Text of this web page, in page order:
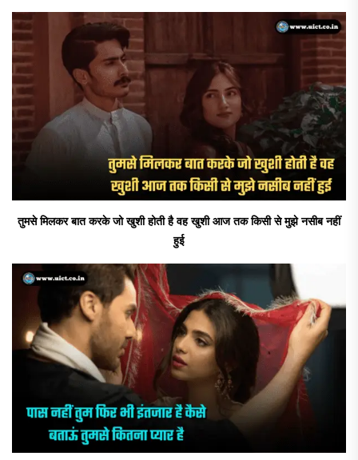
तुमसे मिलकर बात करके जो खुशी होती है वह खुशी आज तक किसी से मुझे नसीब नहीं
हुई